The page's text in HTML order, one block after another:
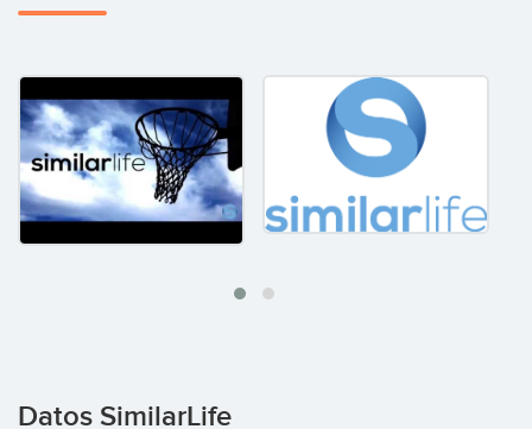
Datos SimilarLife